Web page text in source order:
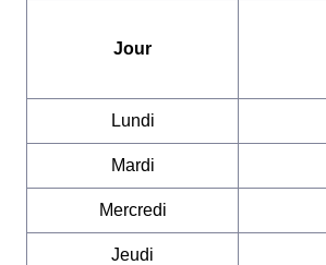
Jour
Lundi
Mardi
Mercredi
Jeudi